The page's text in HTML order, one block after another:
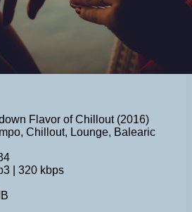
Flavor of Chillout (2016)
Chillout, Lounge, Balearic
| 320 kbps